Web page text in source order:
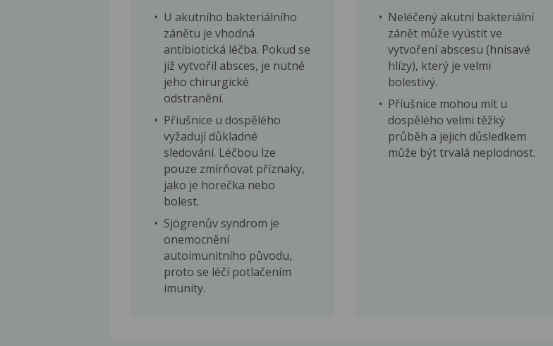
U akutního bakteriálního
zánětu je vhodná
antibiotická léčba. Pokud se
již vytvořil absces, je nutné
jeho chirurgické
odstranění.
Příušnice u dospělého
vyžadují důkladné
sledování. Léčbou lze
pouze zmírňovat příznaky,
jako je horečka nebo
bolest.
Sjögrenův syndrom je
onemocnění
autoimunitního původu,
proto se léčí potlačením
imunity.
Neléčený akutní bakteriální
zánět může vyústit ve
vytvoření abscesu (hnisavé
hlízy), který je velmi
bolestivý.
Příušnice mohou mít u
dospělého velmi těžký
průběh a jejich důsledkem
může být trvalá neplodnost.